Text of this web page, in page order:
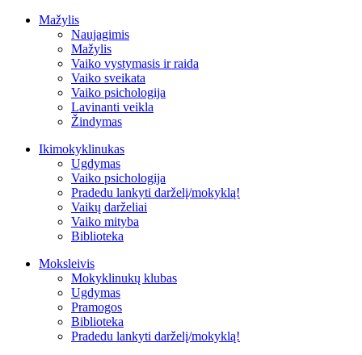
Mažylis
Naujagimis
Mažylis
Vaiko vystymasis ir raida
Vaiko sveikata
Vaiko psichologija
Lavinanti veikla
Žindymas
Ikimokyklinukas
Ugdymas
Vaiko psichologija
Pradedu lankyti darželį/mokyklą!
Vaikų darželiai
Vaiko mityba
Biblioteka
Moksleivis
Mokyklinukų klubas
Ugdymas
Pramogos
Biblioteka
Pradedu lankyti darželį/mokyklą!